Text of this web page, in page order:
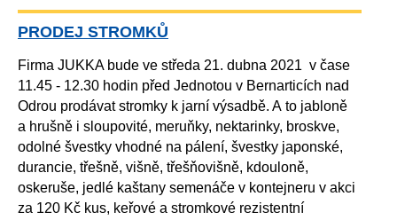
PRODEJ STROMKŮ
Firma JUKKA bude ve středa 21. dubna 2021 v čase
11.45 - 12.30 hodin před Jednotou v Bernarticích nad
Odrou prodávat stromky k jarní výsadbě. A to jabloně
a hrušně i sloupovité, meruňky, nektarinky, broskve,
odolné švestky vhodné na pálení, švestky japonské,
durancie, třešně, višně, třešňovišně, kdouloně,
oskeruše, jedlé kaštany semenáče v kontejneru v akci
za 120 Kč kus, keřové a stromkové rezistentní